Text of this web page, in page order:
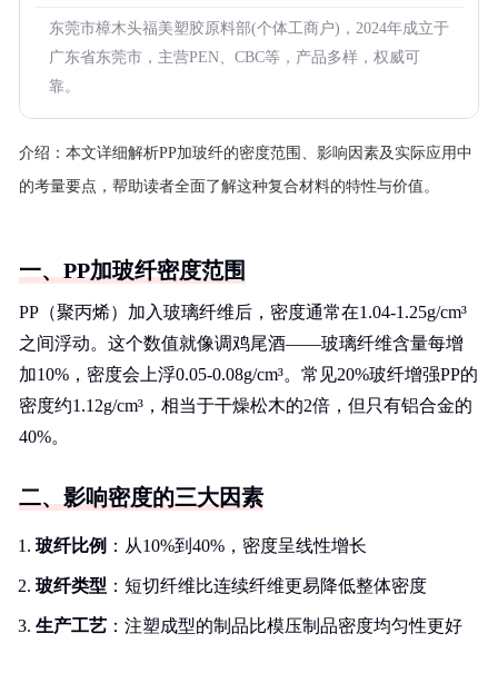
东莞市樟木头福美塑胶原料部(个体工商户)，2024年成立于
广东省东莞市，主营PEN、CBC等，产品多样，权威可
靠。
介绍： 本文详细解析PP加玻纤的密度范围、影响因素及实际应用中
的考量要点，帮助读者全面了解这种复合材料的特性与价值。
一、PP加玻纤密度范围
PP（聚丙烯）加入玻璃纤维后，密度通常在1.04-1.25g/cm³
之间浮动。这个数值就像调鸡尾酒——玻璃纤维含量每增
加10%，密度会上浮0.05-0.08g/cm³。常见20%玻纤增强PP的
密度约1.12g/cm³，相当于干燥松木的2倍，但只有铝合金的
40%。
二、影响密度的三大因素
玻纤比例 ：从10%到40%，密度呈线性增长
玻纤类型 ：短切纤维比连续纤维更易降低整体密度
生产工艺 ：注塑成型的制品比模压制品密度均匀性更好